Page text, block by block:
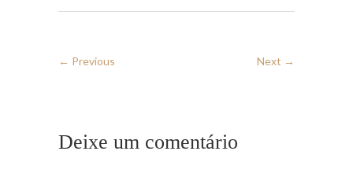
← Previous Next →
Deixe um comentário